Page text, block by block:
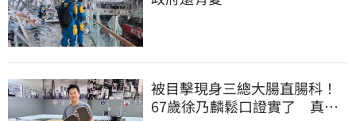
被目擊現身三總大腸直腸科！
67歲徐乃麟鬆口證實了 真實